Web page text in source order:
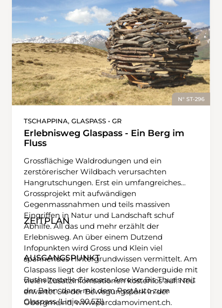
N° ST-296
TSCHAPPINA, GLASPASS • GR
Erlebnisweg Glaspass - Ein Berg im
Fluss
Grossflächige Waldrodungen und ein
zerstörerischer Wildbach verursachten
Hangrutschungen. Erst ein umfangreiches
Grossprojekt mit aufwändigen
Gegenmassnahmen und teils massiven
Eingriffen in Natur und Landschaft schuf
Abhilfe. All das und mehr erzählt der
Erlebnisweg. An über einem Dutzend
Infopunkten wird Gross und Klein viel
spannendes Hintergrundwissen vermittelt. Am
Glaspass liegt der kostenlose Wanderguide mit
vielen Zusatzinformationen kostenlos auf. Neu
erwartet Sie der Bewegungspark in der
Obergmeind,www.parcdamoviment.ch.
ZEITPLAN
AUSGANGSPUNKT
Bushaltestelle Glaspass. Anreise: Bis Thusis mit
der Bahn, dann mit dem PostAuto zum
Glaspass (Linie 90.531)